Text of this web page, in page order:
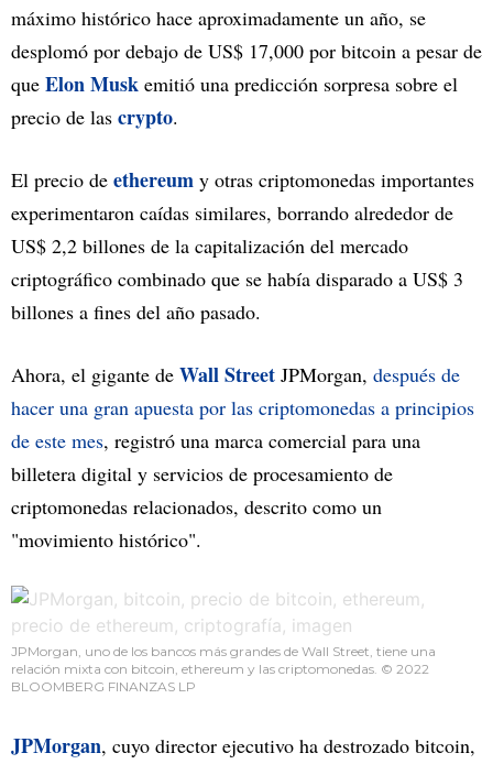
máximo histórico hace aproximadamente un año, se
desplomó por debajo de US$ 17,000 por bitcoin a pesar de
que Elon Musk emitió una predicción sorpresa sobre el
precio de las crypto.
El precio de ethereum y otras criptomonedas importantes
experimentaron caídas similares, borrando alrededor de
US$ 2,2 billones de la capitalización del mercado
criptográfico combinado que se había disparado a US$ 3
billones a fines del año pasado.
Ahora, el gigante de Wall Street JPMorgan, después de
hacer una gran apuesta por las criptomonedas a principios
de este mes, registró una marca comercial para una
billetera digital y servicios de procesamiento de
criptomonedas relacionados, descrito como un
"movimiento histórico".
JPMorgan, uno de los bancos más grandes de Wall Street, tiene una
relación mixta con bitcoin, ethereum y las criptomonedas. © 2022
BLOOMBERG FINANZAS LP
JPMorgan, cuyo director ejecutivo ha destrozado bitcoin,